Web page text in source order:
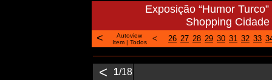
Exposição “Humor
Shopping
<
Autoview
Item| Todos < 26 27 28 29 30 31 32 33
< 1/18